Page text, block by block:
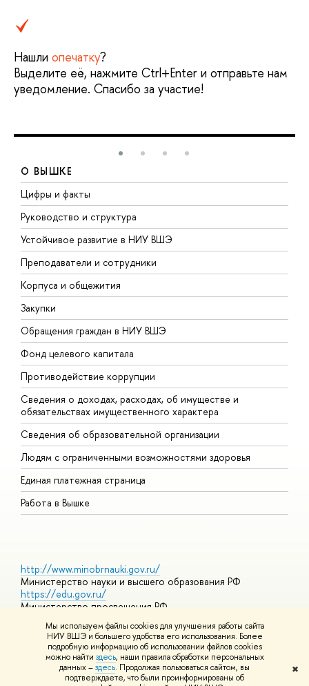
Мы используем файлы cookies для улучшения работы сайта
НИУ ВШЭ и большего удобства его использования. Более
подробную информацию об использовании файлов cookies
можно найти здесь, наши правила обработки персональных
данных –здесь. Продолжая пользоваться сайтом, вы
подтверждаете, что были проинформированы об
✖
Нашли опечатку?
Выделите её, нажмите Ctrl+Enter и отправьте нам
уведомление. Спасибо за участие!
О ВЫШКЕ
Цифры и факты
Руководство и структура
Устойчивое развитие в НИУ ВШЭ
Преподаватели и сотрудники
Корпуса и общежития
Закупки
Обращения граждан в НИУ ВШЭ
Фонд целевого капитала
Противодействие коррупции
Сведения о доходах, расходах, об имуществе и
обязательствах имущественного характера
Сведения об образовательной организации
Людям с ограниченными возможностями здоровья
Единая платежная страница
Работа в Вышке
http://www.minobrnauki.gov.ru/
Министерство науки и высшего образования РФ
https://edu.gov.ru/
Министерство просвещения РФ
https://elearning.hse.ru/mooc
Массовые открытые онлайн-курсы
© НИУ ВШЭ 1993–2026 Адреса и контактыУсловия
использования материалов Политика конфиденциальности